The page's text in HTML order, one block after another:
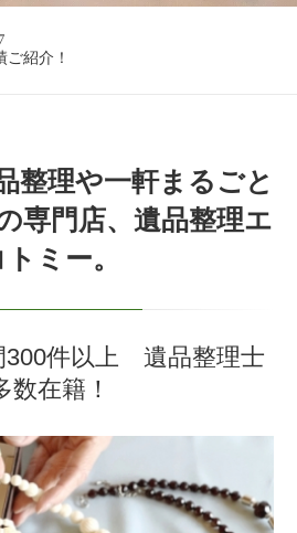
ご紹介！
ご紹介！
ご紹介！
整理や一軒まるごと
専門店、遺品整理エ
トミー。
300件以上 遺品整理士
数在籍！